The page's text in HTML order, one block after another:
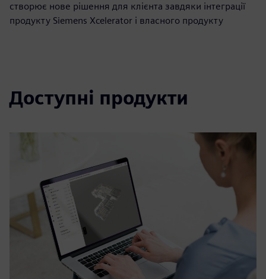
створює нове рішення для клієнта завдяки інтеграції
продукту Siemens Xcelerator і власного продукту
Доступні продукти